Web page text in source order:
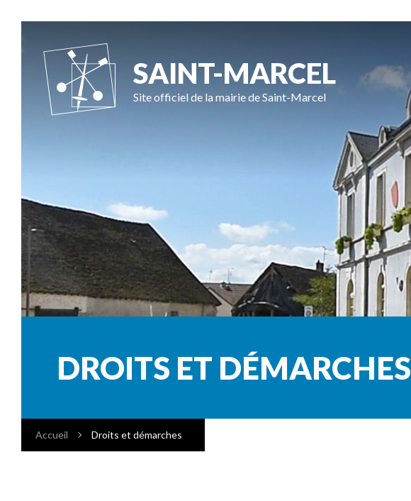
SAINT-MARCEL
Site officiel de la mairie de Saint-Marcel
DROITS ET DÉMARCHES
Accueil Droits et démarches